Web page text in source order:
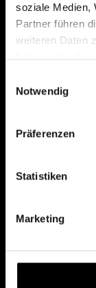
soziale Medien,
Partner führen
weiteren Daten
Notwendig
Präferenzen
Statistiken
Marketing
Das erste
0€
knapp 2000
All rights reserved.
Depot eröffnen
Depot
Konditionen